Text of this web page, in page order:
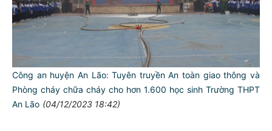
Công an huyện An Lão: Tuyên truyền An toàn giao thông và
Phòng cháy chữa cháy cho hơn 1.600 học sinh Trường THPT
An Lão (04/12/2023 18:42)
TƯ CÁCH
NGƯỜI CÔNG AN CÁCH MỆNH LÀ:
Đối với tự mình, phải
CẦN, KIỆM, LIÊM, CHÍNH
Đối với đồng sự, phải